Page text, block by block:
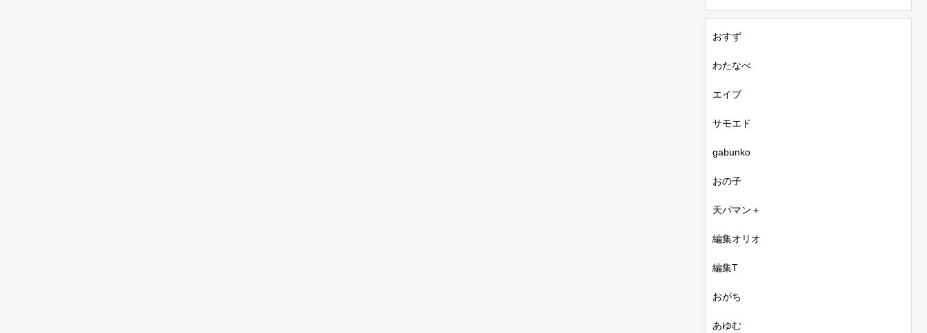
おすず
わたなべ
エイブ
サモエド
gabunko
おの子
天パマン＋
編集オリオ
編集T
おがち
あゆむ